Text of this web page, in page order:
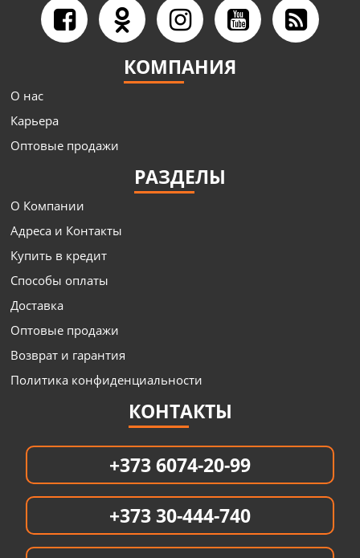
КОМПАНИЯ
О нас
Карьера
Оптовые продажи
РАЗДЕЛЫ
О Компании
Адреса и Контакты
Купить в кредит
Способы оплаты
Доставка
Оптовые продажи
Возврат и гарантия
Политика конфиденциальности
КОНТАКТЫ
+373 6074-20-99
+373 30-444-740